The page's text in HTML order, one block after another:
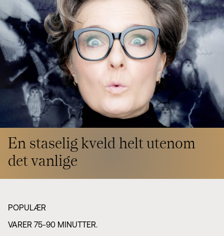
TSOs venner
Bærekraft & samfunn
TSO mot 2030
Opera
Barn & unge
TSO talent
Princess Astrid International Music Competition
Jobbe hos oss
Samarbeidspartnere
Nyheter
En staselig kveld helt utenom
det vanlige
POPULÆR
VARER 75-90 MINUTTER.